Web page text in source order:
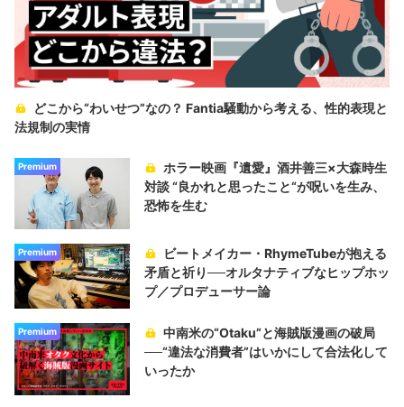
どこから“わいせつ”なの？ Fantia騒動から考える、性的表現と
法規制の実情
Premium
ホラー映画『遺愛』酒井善三×大森時生
対談 “良かれと思ったこと“が呪いを生み、
恐怖を生む
Premium
ビートメイカー・RhymeTubeが抱える
矛盾と祈り──オルタナティブなヒップホッ
プ／プロデューサー論
Premium
中南米の“Otaku”と海賊版漫画の破局
──“違法な消費者”はいかにして合法化して
いったか